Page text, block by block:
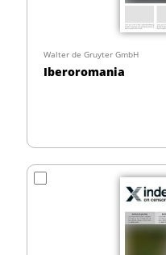
Walter de Gruyter GmbH
Iberoromania